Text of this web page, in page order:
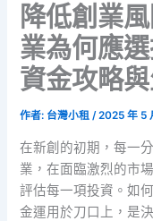
降低創業
業為何應
資金攻略
作者: 台灣小租/2025 年 5
在新創的初期，每一
業，在面臨激烈的市
評估每一項投資。如
金運用於刀口上，是